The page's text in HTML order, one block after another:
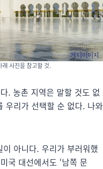
사진을 참고할 것.
. 농촌 지역은 말할 것도 없
우리가 선택할 순 없다. 나와
아니다. 우리가 부러워했
국 대선에서도 ‘남쪽 문